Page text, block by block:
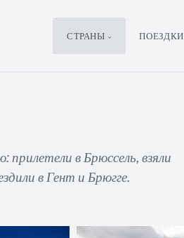
СТРАНЫ ПОЕЗДКИ
прилетели в Брюссель, взяли
в Гент и Брюгге.